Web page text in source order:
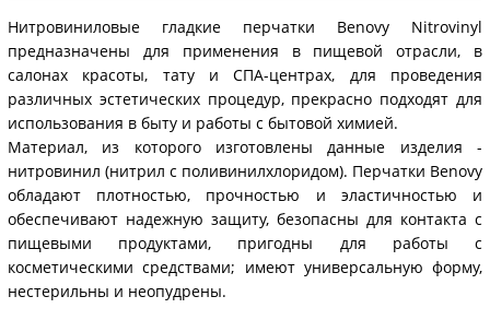
Нитровиниловые гладкие перчатки Benovy Nitrovinyl
предназначены для применения в пищевой отрасли, в
салонах красоты, тату и СПА-центрах, для проведения
различных эстетических процедур, прекрасно подходят для
использования в быту и работы с бытовой химией.
Материал, из которого изготовлены данные изделия -
нитровинил (нитрил с поливинилхлоридом). Перчатки Benovy
обладают плотностью, прочностью и эластичностью и
обеспечивают надежную защиту, безопасны для контакта с
пищевыми продуктами, пригодны для работы с
косметическими средствами; имеют универсальную форму,
нестерильны и неопудрены.